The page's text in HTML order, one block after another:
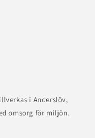
i Anderslöv,
omsorg för miljön.